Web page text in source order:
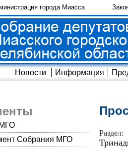
города Миасса
Новости Информация
Собрания МГО
Раздел: